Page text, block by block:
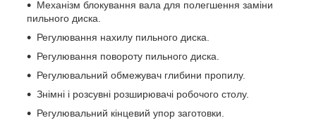
Механізм блокування вала для полегшення заміни
пильного диска.
Регулювання нахилу пильного диска.
Регулювання повороту пильного диска.
Регулювальний обмежувач глибини пропилу.
Знімні і розсувні розширювачі робочого столу.
Регулювальний кінцевий упор заготовки.